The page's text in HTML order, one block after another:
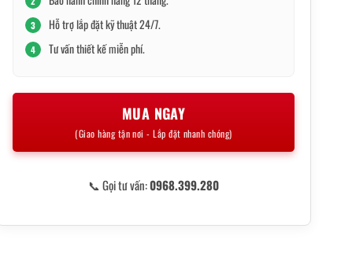
3 Hỗ trợ lắp đặt kỹ thuật 24/7.
4 Tư vấn thiết kế miễn phí.
MUA NGAY
(Giao hàng tận nơi - Lắp đặt nhanh chóng)
📞 Gọi tư vấn:0968.399.280